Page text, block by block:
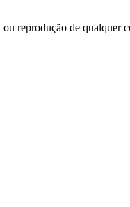
reprodução de qualquer